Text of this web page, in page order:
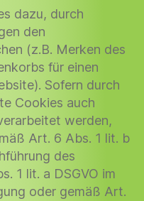
dazu, durch
den
(z.B. Merken des
für einen
Sofern durch
Cookies auch
werden,
Art. 6 Abs. 1 lit. b
des
1 lit. a DSGVO im
oder gemäß Art.